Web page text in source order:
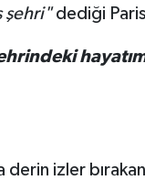
şehri"dediği
derin izler